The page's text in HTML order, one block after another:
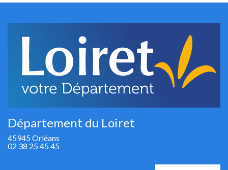
Département du Loiret
45945 Orléans
02 38 25 45 45